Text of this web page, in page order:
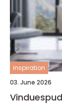
inspiration
03. June 2026